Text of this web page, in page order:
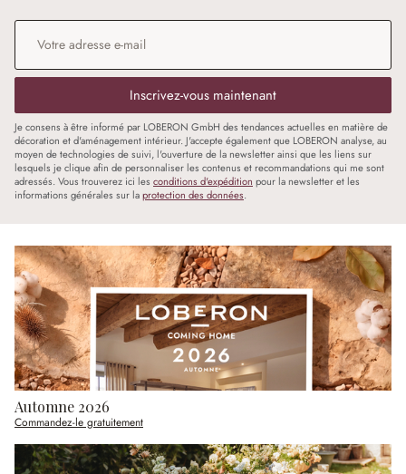
Adresse e-mail
Inscrivez-vous maintenant
Je consens à être informé par LOBERON GmbH des tendances actuelles en matière de
décoration et d'aménagement intérieur. J'accepte également que LOBERON analyse, au
moyen de technologies de suivi, l'ouverture de la newsletter ainsi que les liens sur
lesquels je clique afin de personnaliser les contenus et recommandations qui me sont
adressés. Vous trouverez ici les conditions d'expédition pour la newsletter et les
informations générales sur laprotection des données.
Automne 2026
Commandez-le gratuitement